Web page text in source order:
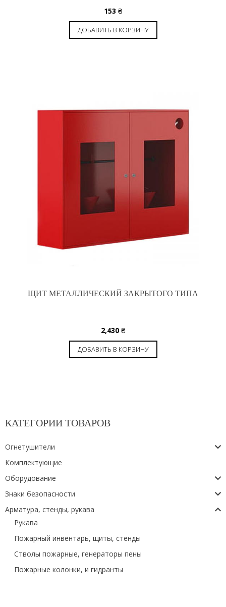
153 ₴
ДОБАВИТЬ В КОРЗИНУ
ЩИТ МЕТАЛЛИЧЕСКИЙ ЗАКРЫТОГО ТИПА
2,430 ₴
ДОБАВИТЬ В КОРЗИНУ
КАТЕГОРИИ ТОВАРОВ
Огнетушители
Комплектующие
Оборудование
Знаки безопасности
Арматура, стенды, рукава
Рукава
Пожарный инвентарь, щиты, стенды
Стволы пожарные, генераторы пены
Пожарные колонки, и гидранты